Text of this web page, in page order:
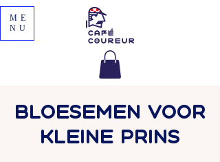
ME
NU
Bloesemen voor
Kleine Prins